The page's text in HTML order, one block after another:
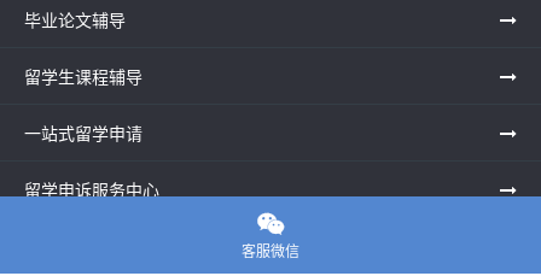
毕业论文辅导
留学生课程辅导
一站式留学申请
留学申诉服务中心

客服微信